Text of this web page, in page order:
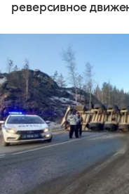
реверсивное